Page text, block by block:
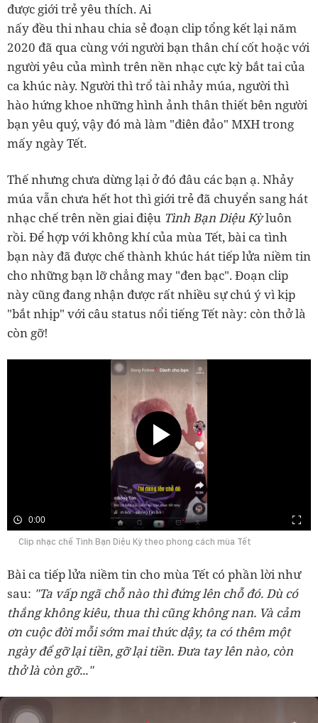
được giới trẻ yêu thích. Ai
nấy đều thi nhau chia sẻ đoạn clip tổng kết lại năm
2020 đã qua cùng với người bạn thân chí cốt hoặc với
người yêu của mình trên nền nhạc cực kỳ bắt tai của
ca khúc này. Người thì trổ tài nhảy múa, người thì
hào hứng khoe những hình ảnh thân thiết bên người
bạn yêu quý, vậy đó mà làm "điên đảo" MXH trong
mấy ngày Tết.
Thế nhưng chưa dừng lại ở đó đâu các bạn ạ. Nhảy
múa vẫn chưa hết hot thì giới trẻ đã chuyển sang hát
nhạc chế trên nền giai điệu Tình Bạn Diệu Kỳluôn
rồi. Để hợp với không khí của mùa Tết, bài ca tình
bạn này đã được chế thành khúc hát tiếp lửa niềm tin
cho những bạn lỡ chẳng may "đen bạc". Đoạn clip
này cũng đang nhận được rất nhiều sự chú ý vì kịp
"bắt nhịp" với câu status nổi tiếng Tết này: còn thở là
còn gỡ!
0:00
Clip nhạc chế Tình Bạn Diệu Kỳ theo phong cách mùa Tết
Bài ca tiếp lửa niềm tin cho mùa Tết có phần lời như
sau: "Ta vấp ngã chỗ nào thì đứng lên chỗ đó. Dù có
thắng không kiêu, thua thì cũng không nan. Và cảm
ơn cuộc đời mỗi sớm mai thức dậy, ta có thêm một
ngày để gỡ lại tiền, gỡ lại tiền. Đưa tay lên nào, còn
thở là còn gỡ..."